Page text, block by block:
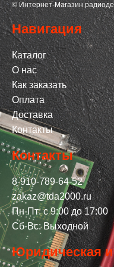
© Интернет-Магазин
Навигация
Каталог
О нас
Как заказать
Оплата
Доставка
Контакты
Контакты
8-910-789-64-52
zakaz@tda2000.ru
Пн-Пт: с 9:00 до 17:00
Сб-Вс: Выходной
Юридическая